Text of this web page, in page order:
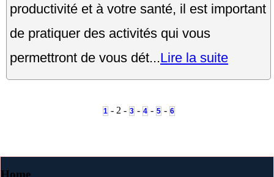
productivité et à votre santé, il est important
de pratiquer des activités qui vous
permettront de vous dét...Lire la suite
1 - 2 - 3 - 4 - 5 - 6